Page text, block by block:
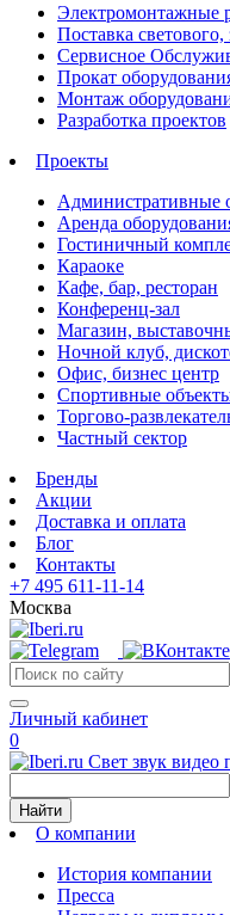
Электромонтажные
Поставка
Сервисное
Прокат
Монтаж
Разработка проектов
Проекты
Административные
Аренда
Гостиничный
Караоке
Кафе, бар, ресторан
Конференц-зал
Магазин,
Ночной клуб,
Офис, бизнес центр
Спортивные
Торгово-
Частный сектор
Бренды
Акции
Доставка и оплата
Блог
Контакты
+7 495 611-11-14
Москва
Личный кабинет
0
Свет звук видео
Найти
О компании
История компании
Пресса